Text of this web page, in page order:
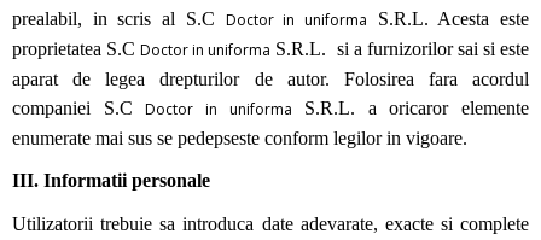
prealabil, in scris al S.C Doctor in uniforma S.R.L. Acesta este
proprietatea S.CDoctor in uniforma S.R.L. si a furnizorilor sai si este
aparat de legea drepturilor de autor. Folosirea fara acordul
companiei S.CDoctor in uniforma S.R.L. a oricaror elemente
enumerate mai sus se pedepseste conform legilor in vigoare.
III. Informatii personale
Utilizatorii trebuie sa introduca date adevarate, exacte si complete